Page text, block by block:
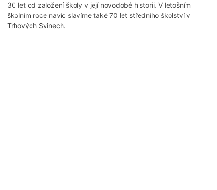
30 let od založení školy v její novodobé historii. V letošním
školním roce navíc slavíme také 70 let středního školství v
Trhových Svinech.